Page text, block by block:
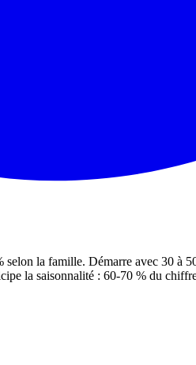
la famille. Démarre avec 30 à
la saisonnalité : 60-70 % du